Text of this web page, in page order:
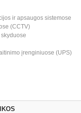
ir apsaugos sistemose
(CCTV)
įrenginiuose (UPS)